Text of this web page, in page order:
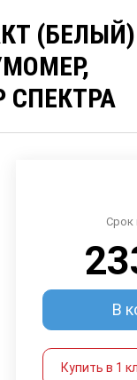
СПЕКТРА
Срок
В
Купить в 1